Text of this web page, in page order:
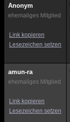
Anonym
ehemaliges Mitglied
Link kopieren
Lesezeichen setzen
amun-ra
ehemaliges Mitglied
Link kopieren
Lesezeichen setzen